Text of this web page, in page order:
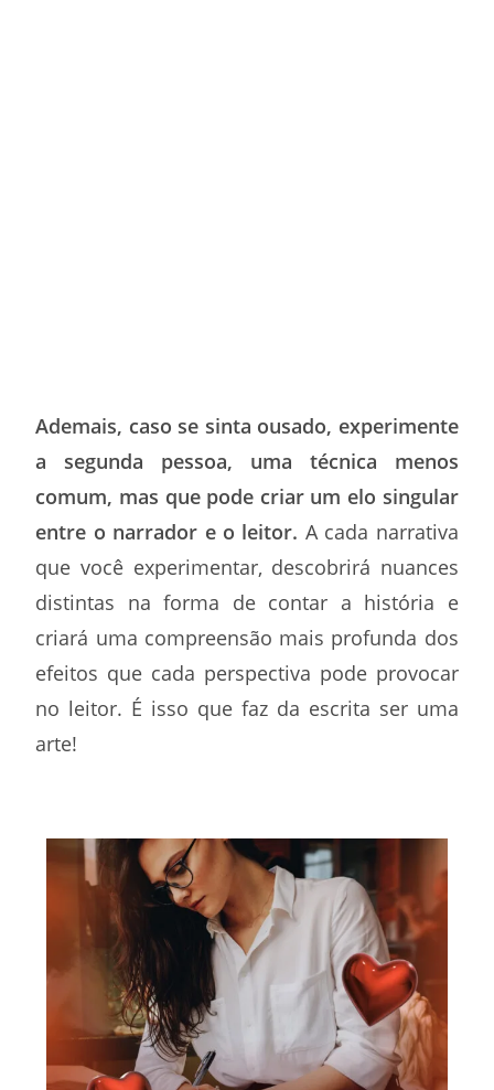
Ademais, caso se sinta ousado, experimente
a segunda pessoa, uma técnica menos
comum, mas que pode criar um elo singular
entre o narrador e o leitor. A cada narrativa
que você experimentar, descobrirá nuances
distintas na forma de contar a história e
criará uma compreensão mais profunda dos
efeitos que cada perspectiva pode provocar
no leitor. É isso que faz da escrita ser uma
arte!